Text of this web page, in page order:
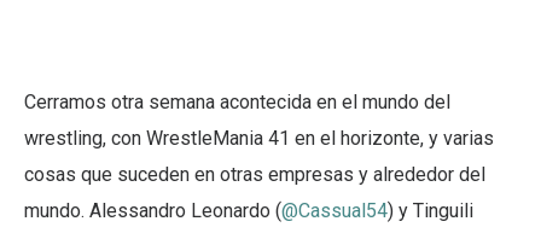
Cerramos otra semana acontecida en el mundo del
wrestling, con WrestleMania 41 en el horizonte, y varias
cosas que suceden en otras empresas y alrededor del
mundo. Alessandro Leonardo (@Cassual54) y Tinguili